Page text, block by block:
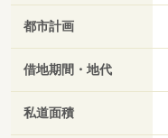
都市計画
借地期間・地代
私道面積